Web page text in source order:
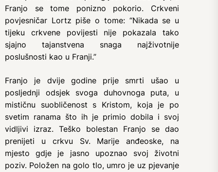
Franjo se tome ponizno pokorio. Crkveni
povjesničar Lortz piše o tome: “Nikada se u
tijeku crkvene povijesti nije pokazala tako
sjajno tajanstvena snaga najživotnije
poslušnosti kao u Franji.”
Franjo je dvije godine prije smrti ušao u
posljednji odsjek svoga duhovnoga puta, u
mističnu suobličenost s Kristom, koja je po
svetim ranama što ih je primio dobila i svoj
vidljivi izraz. Teško bolestan Franjo se dao
prenijeti u crkvu Sv. Marije anđeoske, na
mjesto gdje je jasno upoznao svoj životni
poziv. Položen na golo tlo, umro je uz pjevanje